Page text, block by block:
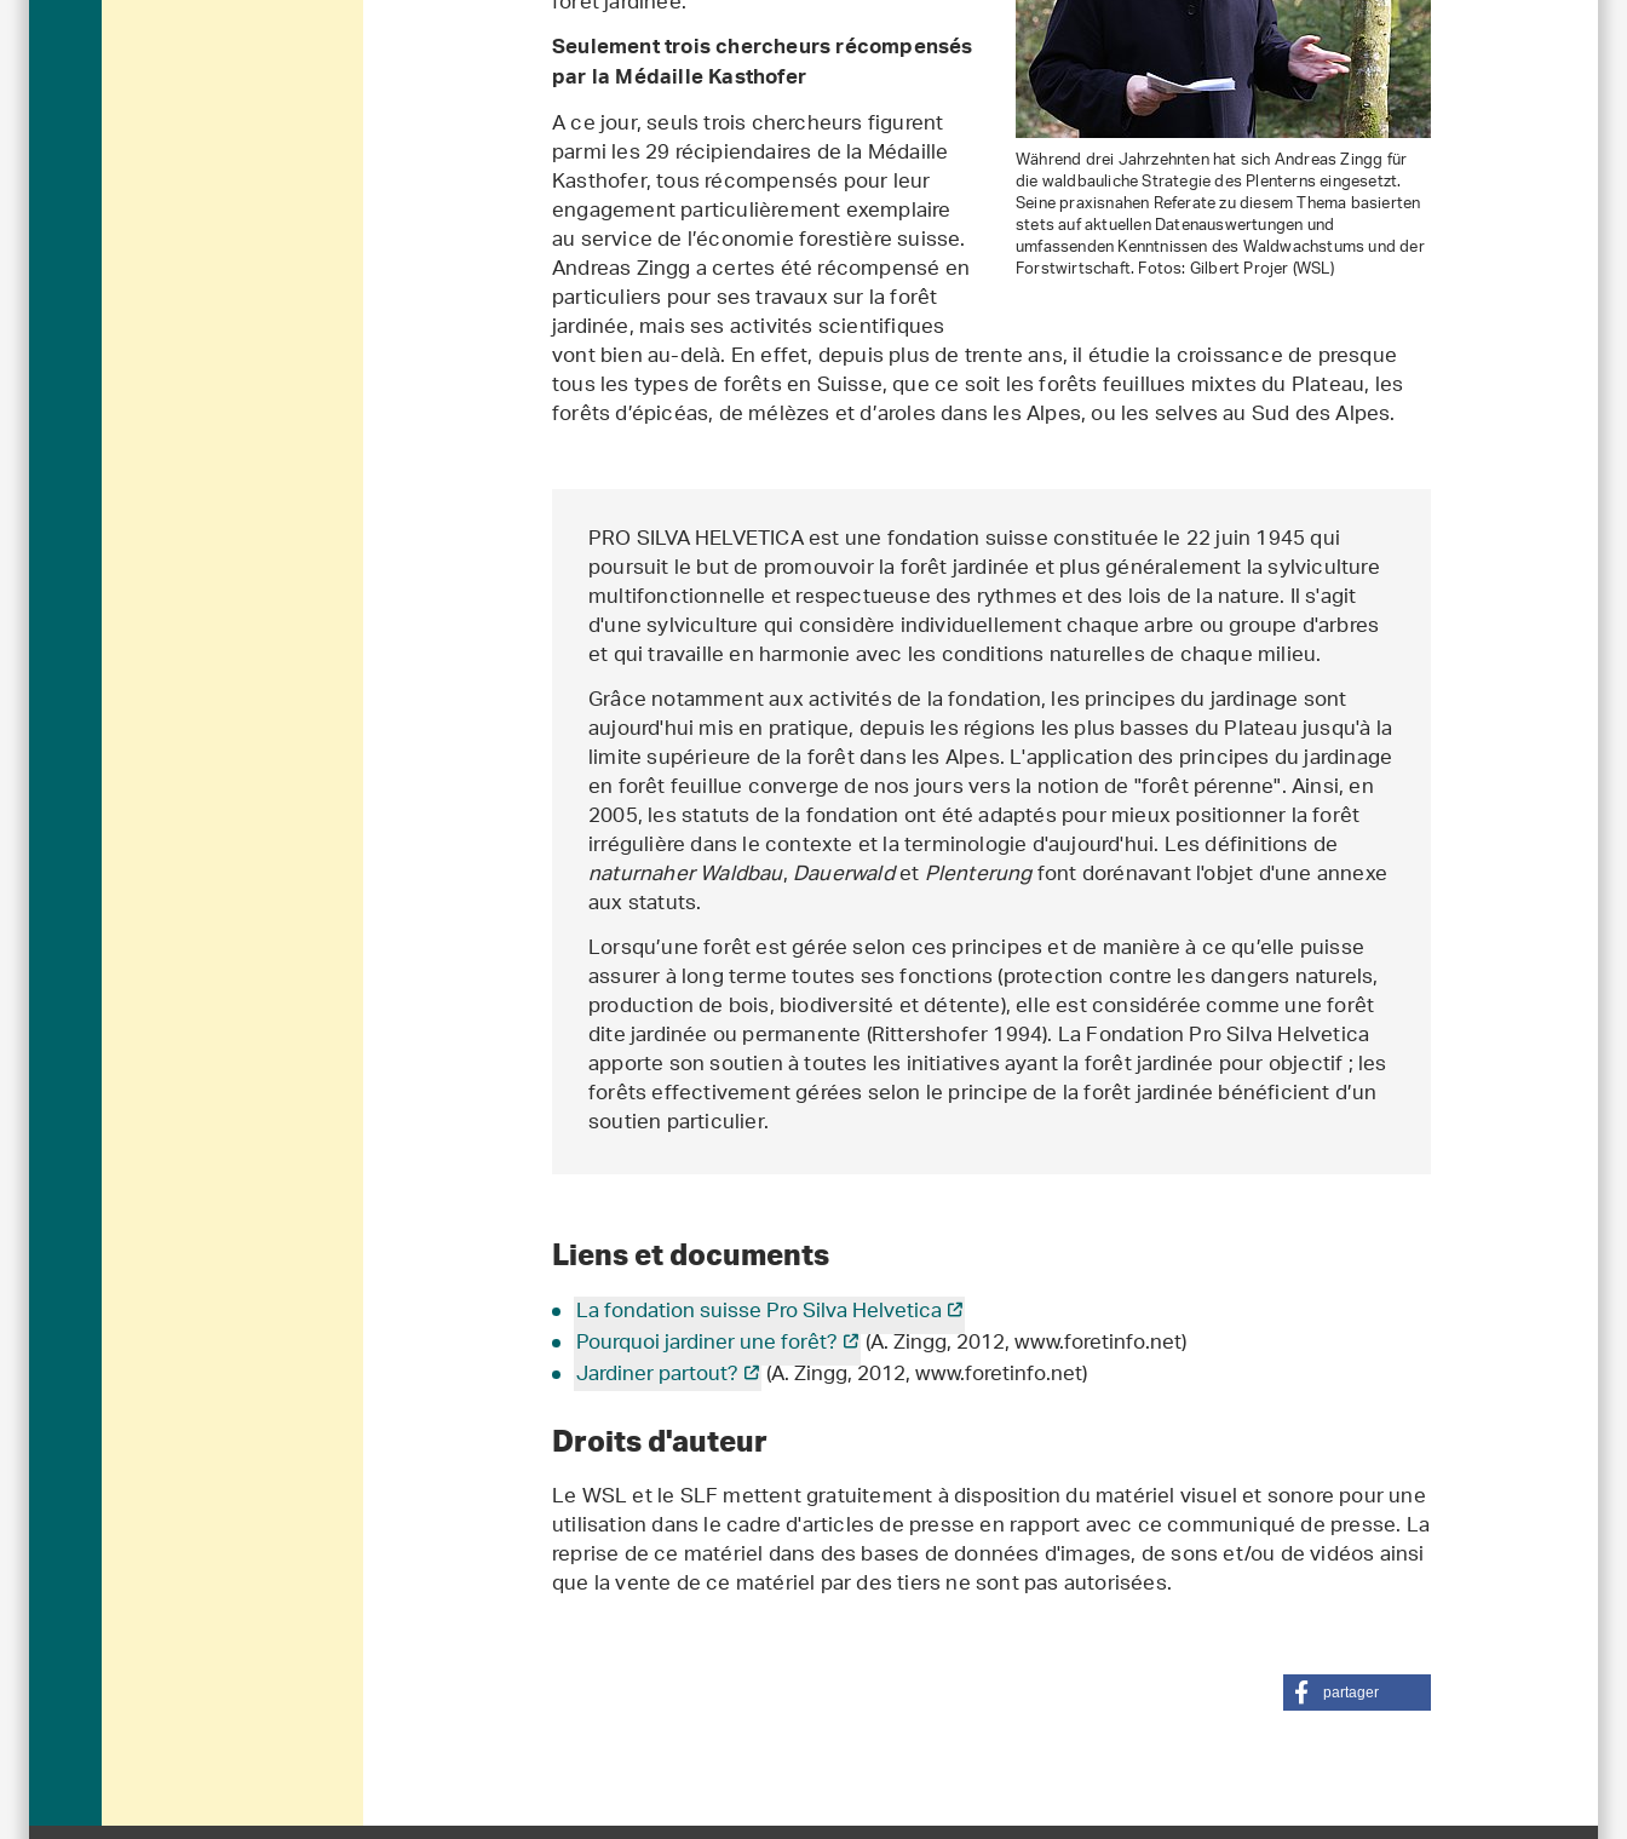
Während drei Jahrzehnten hat sich Andreas Zingg für
die waldbauliche Strategie des Plenterns eingesetzt.
Seine praxisnahen Referate zu diesem Thema basierten
stets auf aktuellen Datenauswertungen und
umfassenden Kenntnissen des Waldwachstums und der
Forstwirtschaft. Fotos: Gilbert Projer (WSL)
Seulement trois chercheurs récompensés
par la Médaille Kasthofer
A ce jour, seuls trois chercheurs figurent
parmi les 29 récipiendaires de la Médaille
Kasthofer, tous récompensés pour leur
engagement particulièrement exemplaire
au service de l’économie forestière suisse.
Andreas Zingg a certes été récompensé en
particuliers pour ses travaux sur la forêt
jardinée, mais ses activités scientifiques
vont bien au-delà. En effet, depuis plus de trente ans, il étudie la croissance de presque
tous les types de forêts en Suisse, que ce soit les forêts feuillues mixtes du Plateau, les
forêts d’épicéas, de mélèzes et d’aroles dans les Alpes, ou les selves au Sud des Alpes.
PRO SILVA HELVETICA est une fondation suisse constituée le 22 juin 1945 qui
poursuit le but de promouvoir la forêt jardinée et plus généralement la sylviculture
multifonctionnelle et respectueuse des rythmes et des lois de la nature. Il s'agit
d'une sylviculture qui considère individuellement chaque arbre ou groupe d'arbres
et qui travaille en harmonie avec les conditions naturelles de chaque milieu.
Grâce notamment aux activités de la fondation, les principes du jardinage sont
aujourd'hui mis en pratique, depuis les régions les plus basses du Plateau jusqu'à la
limite supérieure de la forêt dans les Alpes. L'application des principes du jardinage
en forêt feuillue converge de nos jours vers la notion de "forêt pérenne". Ainsi, en
2005, les statuts de la fondation ont été adaptés pour mieux positionner la forêt
irrégulière dans le contexte et la terminologie d'aujourd'hui. Les définitions de
naturnaher Waldbau,DauerwaldetPlenterungfont dorénavant l'objet d'une annexe
aux statuts.
Lorsqu’une forêt est gérée selon ces principes et de manière à ce qu’elle puisse
assurer à long terme toutes ses fonctions (protection contre les dangers naturels,
production de bois, biodiversité et détente), elle est considérée comme une forêt
dite jardinée ou permanente (Rittershofer 1994). La Fondation Pro Silva Helvetica
apporte son soutien à toutes les initiatives ayant la forêt jardinée pour objectif ; les
forêts effectivement gérées selon le principe de la forêt jardinée bénéficient d’un
soutien particulier.
Liens et documents
La fondation suisse Pro Silva Helvetica
Pourquoi jardiner une forêt? (A. Zingg, 2012, www.foretinfo.net)
Jardiner partout? (A. Zingg, 2012, www.foretinfo.net)
Droits d'auteur
Le WSL et le SLF mettent gratuitement à disposition du matériel visuel et sonore pour une
utilisation dans le cadre d'articles de presse en rapport avec ce communiqué de presse. La
reprise de ce matériel dans des bases de données d'images, de sons et/ou de vidéos ainsi
que la vente de ce matériel par des tiers ne sont pas autorisées.
partager